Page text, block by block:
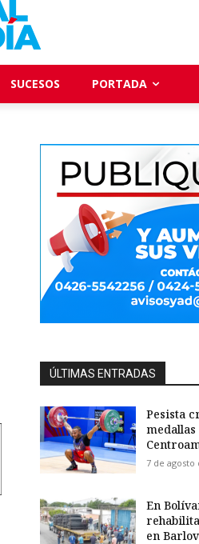
SUCESOS PORTADA
ÚLTIMAS ENTRADAS
Pesista
medallas
7 de agosto
En
en